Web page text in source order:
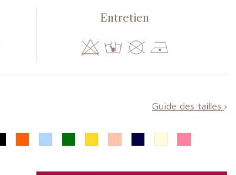
Entretien
Guide des tailles